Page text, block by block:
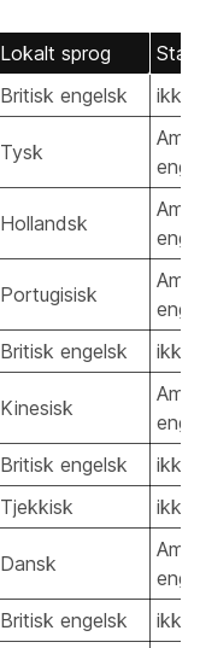
Lokalt sprog
Britisk engelsk ikke
Tysk
Hollandsk
Portugisisk
Britisk engelsk ikke
Kinesisk
Britisk engelsk
ikke
Tjekkisk ikke
Dansk
Britisk engelsk
ikke